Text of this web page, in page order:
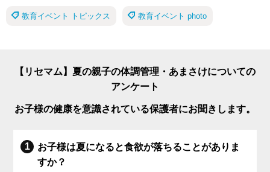
教育イベント トピックス 教育イベント photo
【リセマム】夏の親子の体調管理・あまさけについての
アンケート
お子様の健康を意識されている保護者にお聞きします。
お子様は夏になると食欲が落ちることがありま
すか？